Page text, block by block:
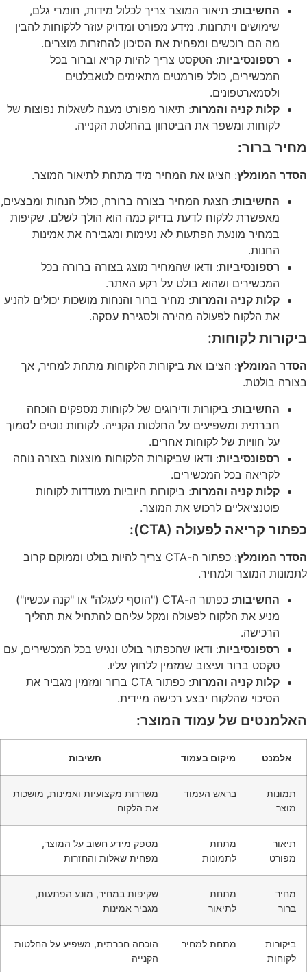
החשיבות: תיאור המוצר צריך לכלול מידות, חומרי גלם,
שימושים ויתרונות. מידע מפורט ומדויק עוזר ללקוחות להבין
מה הם רוכשים ומפחית את הסיכון להחזרות מוצרים.
רספונסיביות: הטקסט צריך להיות קריא וברור בכל
המכשירים, כולל פורמטים מתאימים לטאבלטים
ולסמארטפונים.
קלות קניה והמרות: תיאור מפורט מענה לשאלות נפוצות של
לקוחות ומשפר את הביטחון בהחלטת הקנייה.
מחיר ברור:
הסדר המומלץ: הציגו את המחיר מיד מתחת לתיאור המוצר.
החשיבות: הצגת המחיר בצורה ברורה, כולל הנחות ומבצעים,
מאפשרת ללקוח לדעת בדיוק כמה הוא הולך לשלם. שקיפות
במחיר מונעת הפתעות לא נעימות ומגבירה את אמינות
החנות.
רספונסיביות: ודאו שהמחיר מוצג בצורה ברורה בכל
המכשירים ושהוא בולט על רקע האתר.
קלות קניה והמרות: מחיר ברור והנחות מושכות יכולים להניע
את הלקוח לפעולה מהירה ולסגירת עסקה.
ביקורות לקוחות:
הסדר המומלץ: הציבו את ביקורות הלקוחות מתחת למחיר, אך
בצורה בולטת.
החשיבות: ביקורות ודירוגים של לקוחות מספקים הוכחה
חברתית ומשפיעים על החלטות הקנייה. לקוחות נוטים לסמוך
על חוויות של לקוחות אחרים.
רספונסיביות: ודאו שביקורות הלקוחות מוצגות בצורה נוחה
לקריאה בכל המכשירים.
קלות קניה והמרות: ביקורות חיוביות מעודדות לקוחות
פוטנציאליים לרכוש את המוצר.
כפתור קריאה לפעולה (CTA):
הסדר המומלץ
: כפתור ה-CTA צריך להיות בולט וממוקם קרוב
לתמונות המוצר ולמחיר.
החשיבות
: כפתור ה-CTA ("הוסף לעגלה" או "קנה עכשיו")
מניע את הלקוח לפעולה ומקל עליהם להתחיל את תהליך
הרכישה.
רספונסיביות: ודאו שהכפתור בולט ונגיש בכל המכשירים, עם
טקסט ברור ועיצוב שמזמין ללחוץ עליו.
קלות קניה והמרות
: כפתור CTA ברור ומזמין מגביר את
הסיכוי שהלקוח יבצע רכישה מיידית.
האלמנטים של עמוד המוצר:
אלמנט מיקום בעמוד חשיבות
תמונות
מוצר
בראש העמוד
משדרות מקצועיות ואמינות, מושכות
את הלקוח
תיאור
מפורט
מתחת
לתמונות
מספק מידע חשוב על המוצר,
מפחית שאלות והחזרות
מחיר
ברור
מתחת
לתיאור
שקיפות במחיר, מונע הפתעות,
מגביר אמינות
ביקורות
לקוחות
מתחת למחיר
הוכחה חברתית, משפיע על החלטות
הקנייה